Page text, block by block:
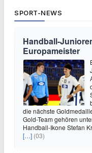
SPORT-NEWS
Handball-
Europameister
die nächste
Gold-Team gehören
Handball-Ikone Stefan
[…] (03)